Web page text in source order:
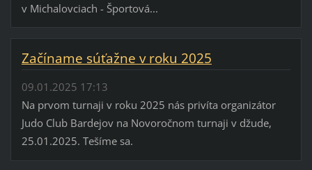
v Michalovciach - Športová...
Začíname súťažne v roku 2025
09.01.2025 17:13
Na prvom turnaji v roku 2025 nás privíta organizátor
Judo Club Bardejov na Novoročnom turnaji v džude,
25.01.2025. Tešíme sa.